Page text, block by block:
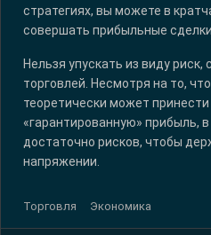
стратегиях, вы можете в
совершать прибыльные
Нельзя упускать из виду
торговлей. Несмотря на то,
теоретически может
«гарантированную» прибыль,
достаточно рисков, чтобы
напряжении.
Торговля Экономика